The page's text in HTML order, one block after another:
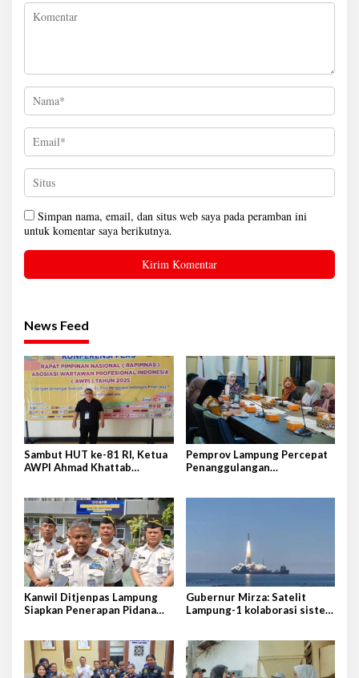
Simpan nama, email, dan situs web saya pada peramban ini
untuk komentar saya berikutnya.
News Feed
Sambut HUT ke-81 RI, Ketua
AWPI Ahmad Khattab
Pemprov Lampung Percepat
Penanggulangan
Kanwil Ditjenpas Lampung
Siapkan Penerapan Pidana
Gubernur Mirza: Satelit
Lampung-1 kolaborasi sister